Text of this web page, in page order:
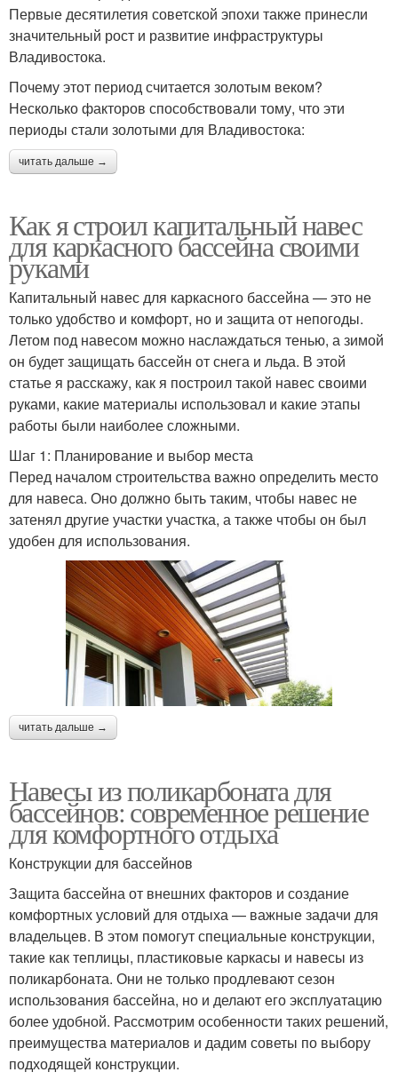
Первые десятилетия советской эпохи также принесли
значительный рост и развитие инфраструктуры
Владивостока.
Почему этот период считается золотым веком?
Несколько факторов способствовали тому, что эти
периоды стали золотыми для Владивостока:
читать дальше →
Как я строил капитальный навес
для каркасного бассейна своими
руками
Капитальный навес для каркасного бассейна — это не
только удобство и комфорт, но и защита от непогоды.
Летом под навесом можно наслаждаться тенью, а зимой
он будет защищать бассейн от снега и льда. В этой
статье я расскажу, как я построил такой навес своими
руками, какие материалы использовал и какие этапы
работы были наиболее сложными.
Шаг 1: Планирование и выбор места
Перед началом строительства важно определить место
для навеса. Оно должно быть таким, чтобы навес не
затенял другие участки участка, а также чтобы он был
удобен для использования.
читать дальше →
Навесы из поликарбоната для
бассейнов: современное решение
для комфортного отдыха
Конструкции для бассейнов
Защита бассейна от внешних факторов и создание
комфортных условий для отдыха — важные задачи для
владельцев. В этом помогут специальные конструкции,
такие как теплицы, пластиковые каркасы и навесы из
поликарбоната. Они не только продлевают сезон
использования бассейна, но и делают его эксплуатацию
более удобной. Рассмотрим особенности таких решений,
преимущества материалов и дадим советы по выбору
подходящей конструкции.